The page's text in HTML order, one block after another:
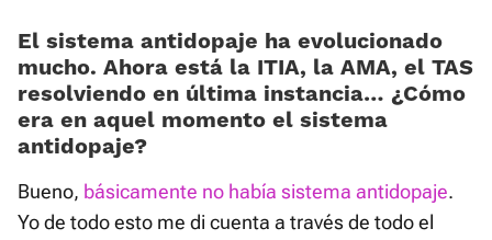
El sistema antidopaje ha evolucionado
mucho. Ahora está la ITIA, la AMA, el TAS
resolviendo en última instancia… ¿Cómo
era en aquel momento el sistema
antidopaje?
Bueno, básicamente no había sistema antidopaje.
Yo de todo esto me di cuenta a través de todo el